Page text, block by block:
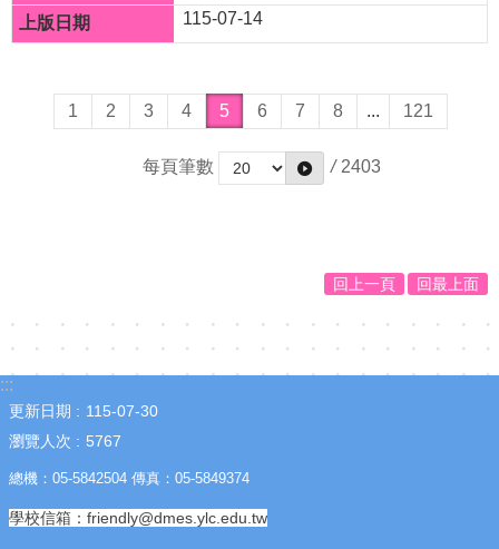
告
115-07-14
1 2 3 4 5 6 7 8 ... 121
每頁筆數 / 2403
回上一頁 回最上面
:::
更新日期
115-07-30
瀏覽人次
5767
總機：05-5842504 傳真：05-5849374
學校信箱：friendly@dmes.ylc.edu.tw